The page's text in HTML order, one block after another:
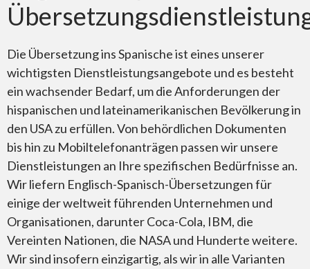
Die Übersetzung ins Spanische ist eines unserer
wichtigsten Dienstleistungsangebote und es besteht
ein wachsender Bedarf, um die Anforderungen der
hispanischen und lateinamerikanischen Bevölkerung in
den USA zu erfüllen. Von behördlichen Dokumenten
bis hin zu Mobiltelefonanträgen passen wir unsere
Dienstleistungen an Ihre spezifischen Bedürfnisse an.
Wir liefern Englisch-Spanisch-Übersetzungen für
einige der weltweit führenden Unternehmen und
Organisationen, darunter Coca-Cola, IBM, die
Vereinten Nationen, die NASA und Hunderte weitere.
Wir sind insofern einzigartig, als wir in alle Varianten